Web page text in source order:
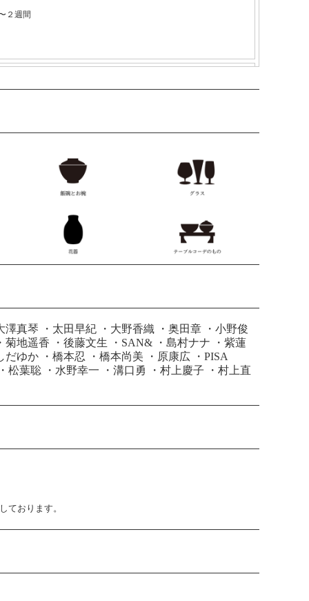
澤真琴 ・ 太田早紀 ・ 大野香織 ・ 奥田章 ・ 小野俊
菊地遥香 ・ 後藤文生 ・ SAN& ・ 島村ナナ ・ 紫蓮
だゆか
・ 橋本忍 ・ 橋本尚美 ・ 原康広 ・ PISA
松葉聡 ・ 水野幸一 ・ 溝口勇 ・ 村上慶子 ・ 村上直
ております。